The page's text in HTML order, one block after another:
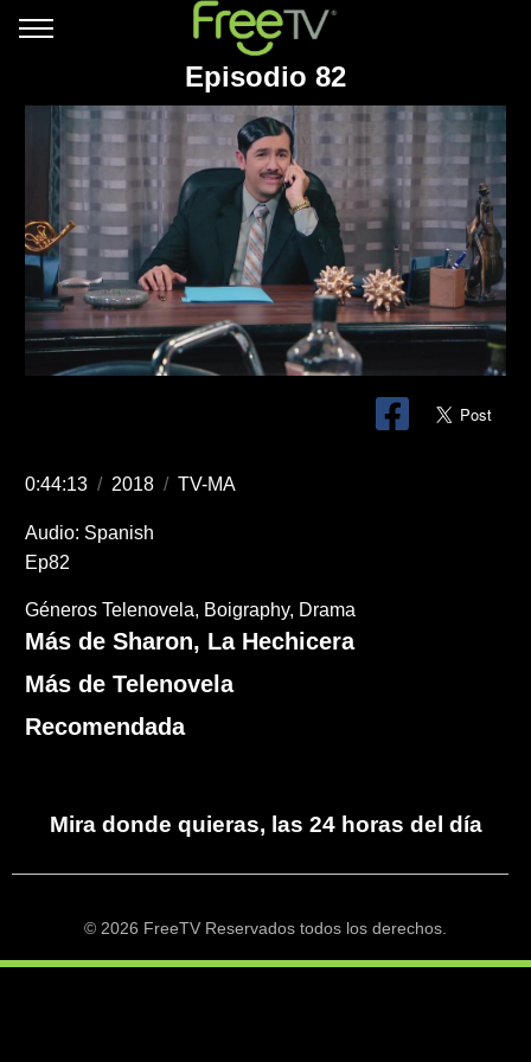
Episodio 82
0:44:13 / 2018 / TV-MA
Audio: Spanish
Ep82
Géneros Telenovela Boigraphy Drama
Más de Sharon, La Hechicera
Más de Telenovela
Recomendada
Mira donde quieras, las 24 horas del día
© 2026 FreeTV Reservados todos los derechos.